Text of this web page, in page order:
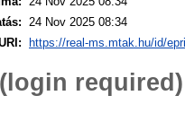
24 Nov 2025 08:34
https://real-ms.mtak.hu/id/
required)